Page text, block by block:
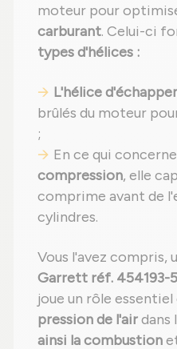
moteur pour
carburant. Celui-ci
types d'hélices :
L'hélice
brûlés du moteur
;
En ce qui concerne
compression, elle
comprime avant de
cylindres.
Vous l'avez compris,
Garrett réf. 454193-
joue un rôle essentiel
pression de l'airdans
ainsi la combustion